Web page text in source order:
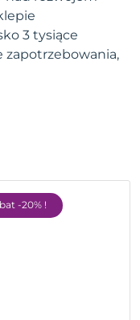
3 tysiące
zapotrzebowania,
-20% !